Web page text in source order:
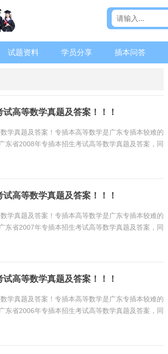
试题资料 学员分享 插本问答
高等数学真题及答案！！！
学真题及答案！专插本高等数学是广东专插本较难的
东省2008年专插本招生考试高等数学真题及答案，同
高等数学真题及答案！！！
学真题及答案！专插本高等数学是广东专插本较难的
东省2007年专插本招生考试高等数学真题及答案，同
高等数学真题及答案！！！
学真题及答案！专插本高等数学是广东专插本较难的
东省2006年专插本招生考试高等数学真题及答案，同